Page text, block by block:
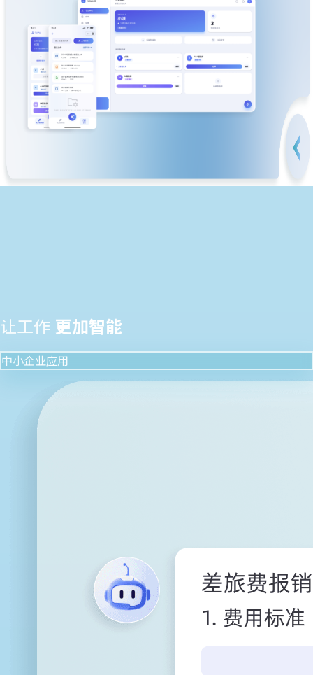
让工作 更加智能
中小企业应用